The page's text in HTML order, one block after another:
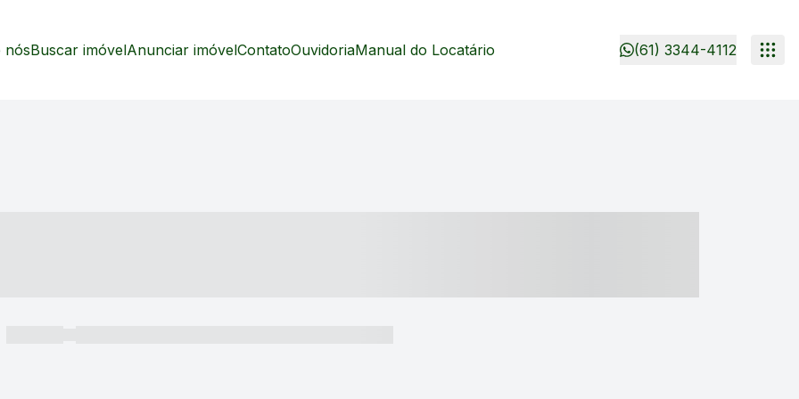
nósBuscar imóvelAnunciar imóvelContatoOuvidoriaManual do Locatário (61) 3344-4112